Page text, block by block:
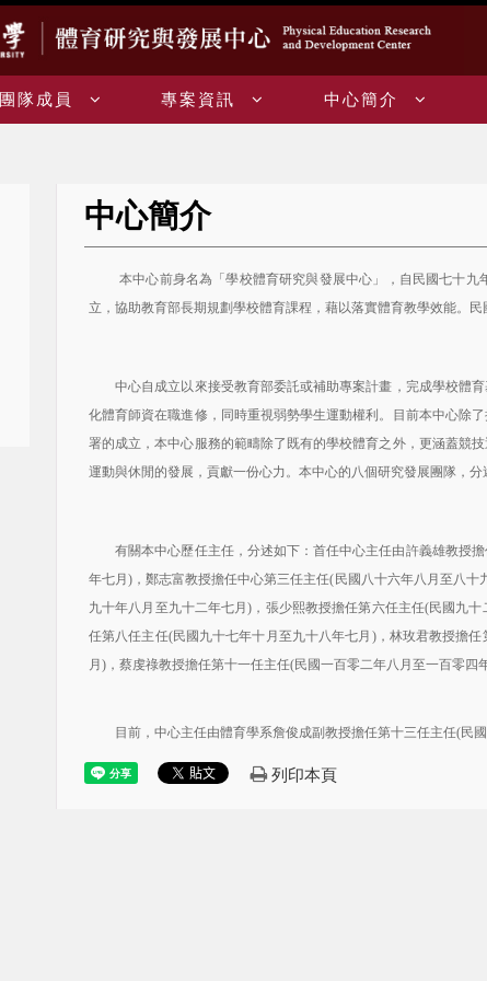
團隊成員 專案資訊 中心簡介
中心簡介
本中心前身名為「學校體育研究與發展中心」，自民國七十
立，協助教育部長期規劃學校體育課程，藉以落實體育教學效能。
中心自成立以來接受教育部委託或補助專案計畫，完成學校體育
化體育師資在職進修，同時重視弱勢學生運動權利。目前本中心除
署的成立，本中心服務的範疇除了既有的學校體育之外，更涵蓋競
運動與休閒的發展，貢獻一份心力。本中心的八個研究發展團隊，分
有關本中心歷任主任，分述如下：首任中心主任由許義雄教授
年七月) ，鄭志富教授擔任中心第三任主任(民國八十六年八月至八十
九十年八月至九十二年七月) ，張少熙教授擔任第六任主任(民國九十
任第八任主任(民國九十七年十月至九十八年七月 )，林玫君教授擔任
月) ，蔡虔祿教授擔任第十一任主任(民國一百零二年八月至一百零四
目前，中心主任由體育學系詹俊成副教授擔任第十三任主任(民
列印本頁